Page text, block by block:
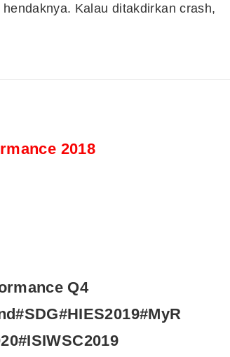
Kalau ditakdirkan crash,
2018
Q4
Cara Buka Akaun Saham